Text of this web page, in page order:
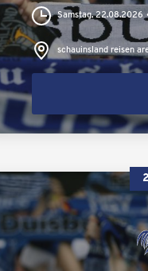
Samstag, 22.08.2026
schauinsland reisen